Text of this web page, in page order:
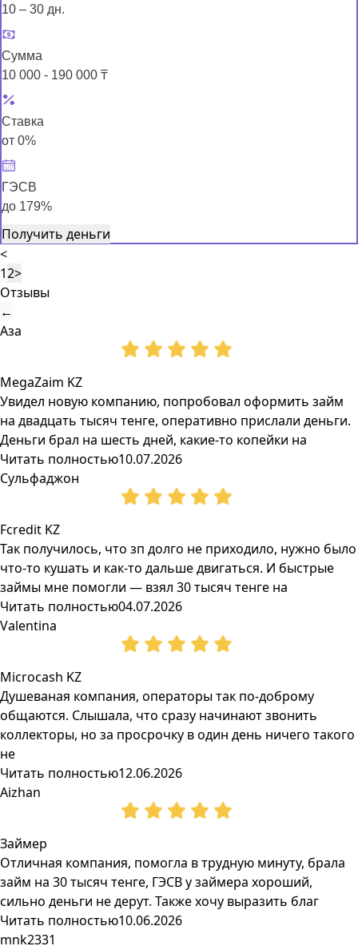
10 – 30 дн.
Сумма
10 000 - 190 000 ₸
Ставка
от 0%
ГЭСВ
до 179%
Получить деньги
<
12>
Отзывы
←
Аза
MegaZaim KZ
Увидел новую компанию, попробовал оформить займ
на двадцать тысяч тенге, оперативно прислали деньги.
Деньги брал на шесть дней, какие-то копейки на
Читать полностью10.07.2026
Сульфаджон
Fcredit KZ
Так получилось, что зп долго не приходило, нужно было
что-то кушать и как-то дальше двигаться. И быстрые
займы мне помогли — взял 30 тысяч тенге на
Читать полностью04.07.2026
Valentina
Microcash KZ
Душеваная компания, операторы так по-доброму
общаются. Слышала, что сразу начинают звонить
коллекторы, но за просрочку в один день ничего такого
не
Читать полностью12.06.2026
Aizhan
Займер
Отличная компания, помогла в трудную минуту, брала
займ на 30 тысяч тенге, ГЭСВ у займера хороший,
сильно деньги не дерут. Также хочу выразить благ
Читать полностью10.06.2026
mnk2331